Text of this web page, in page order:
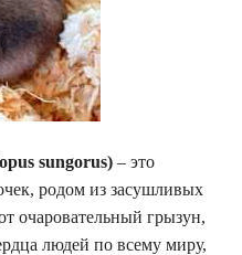
sungorus) – это
родом из засушливых
очаровательный грызун,
людей по всему миру,